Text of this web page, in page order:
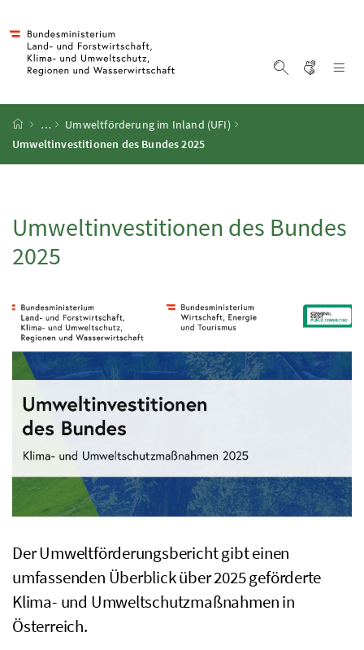
Startseite
…
Umweltförderung im Inland (UFI)
Umweltinvestitionen des Bundes 2025
Umweltinvestitionen des Bundes
2025
Der Umweltförderungsbericht gibt einen
umfassenden Überblick über 2025 geförderte
Klima- und Umweltschutzmaßnahmen in
Österreich.